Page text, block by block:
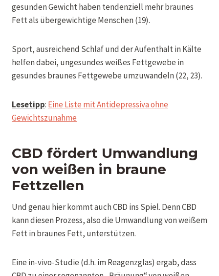
gesunden Gewicht haben tendenziell mehr braunes
Fett als übergewichtige Menschen (19).
Sport, ausreichend Schlaf und der Aufenthalt in Kälte
helfen dabei, ungesundes weißes Fettgewebe in
gesundes braunes Fettgewebe umzuwandeln (22, 23).
Lesetipp: Eine Liste mit Antidepressiva ohne
Gewichtszunahme
CBD fördert Umwandlung
von weißen in braune
Fettzellen
Und genau hier kommt auch CBD ins Spiel. Denn CBD
kann diesen Prozess, also die Umwandlung von weißem
Fett in braunes Fett, unterstützen.
Eine in-vivo-Studie (d.h. im Reagenzglas) ergab, dass